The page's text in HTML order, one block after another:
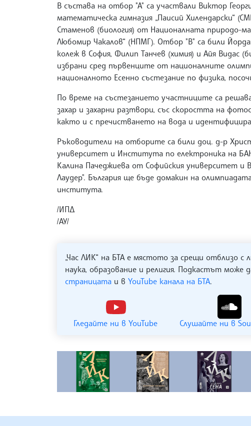
В състава на отбор "А" са участвали Виктор
математическа гимназия „Паисий Хилендарски“
Стаменов (биология) от Националната природо-
Любомир Чакалов“ (НПМГ). Отбор "В" са били
колеж в София, Филип Танчев (химия) и Айя Видас
избрани сред първенците от националните
националното Есенно състезание по физика,
По време на състезанието участниците са
захар и захарни разтвори, със скоростта на
както и с пречистването на вода и
Ръководители на отборите са били доц. д-р
университет и Института по електроника на
Калина Пачеджиева от Софийския университет и
Лаудер". България ще бъде домакин на
института.
/ИПД
/АУ/
„Час ЛИК“ на БТА е мястото за срещи отблизо с
наука, образование и религия. Подкастът може
страницата и в YouTube канала на БТА.
Гледайте ни в YouTube Слушайте ни в